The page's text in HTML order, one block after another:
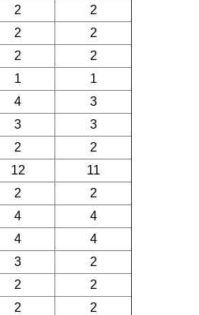
2
2
2
2
2
2
1
1
4
3
3
3
2
2
12
11
2
2
4
4
4
4
3
2
2
2
2
2